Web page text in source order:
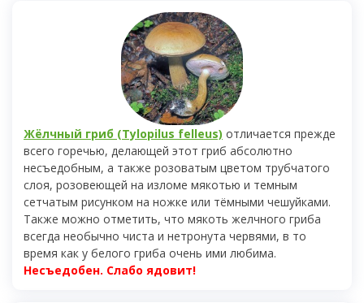
Жёлчный гриб (Tylopilus felleus) отличается прежде
всего горечью, делающей этот гриб абсолютно
несъедобным, а также розоватым цветом трубчатого
слоя, розовеющей на изломе мякотью и темным
сетчатым рисунком на ножке или тёмными чешуйками.
Также можно отметить, что мякоть желчного гриба
всегда необычно чиста и нетронута червями, в то
время как у белого гриба очень ими любима.
Несъедобен. Слабо ядовит!